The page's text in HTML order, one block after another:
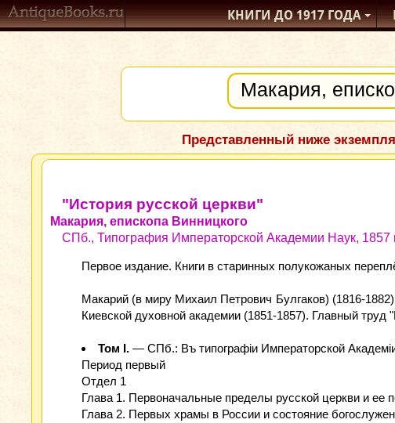
КНИГИ ДО 1917ГОДА
Представленный ниже
"История русской церкви"
Макария, епископа Винницкого
СПб., Типография Императорской Академии Наук, 1857
Первое издание. Книги в старинных полукожаных
Макарий (в миру Михаил Петрович Булгаков) (1816-
Киевской духовной академии (1851-1857). Главный труд
Том І. — СПб.: Въ типографіи Императорской
Период первый
Отдел 1
Глава 1. Первоначальные пределы русской церкви и ее
Глава 2. Первых храмы в России и состояние